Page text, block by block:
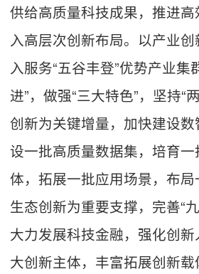
供给高质量科技成果，推进
入高层次创新布局。以产业
入服务“五谷丰登”优势产业集
进”，做强“三大特色”，坚持“
创新为关键增量，加快建设
设一批高质量数据集，培育
体，拓展一批应用场景，布
生态创新为重要支撑，完善“
大力发展科技金融，强化创
大创新主体，丰富拓展创新